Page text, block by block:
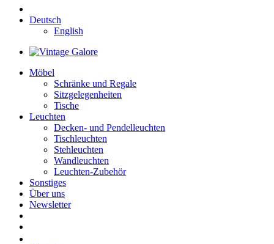
Deutsch
English
Möbel
Schränke und Regale
Sitzgelegenheiten
Tische
Leuchten
Decken- und Pendelleuchten
Tischleuchten
Stehleuchten
Wandleuchten
Leuchten-Zubehör
Sonstiges
Über uns
Newsletter